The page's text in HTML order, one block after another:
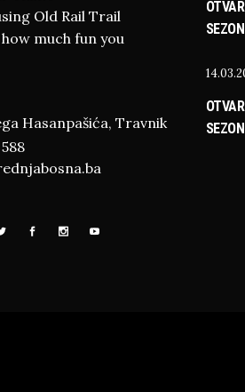
Old Rail Trail
much fun you
Hasanpašića, Travnik